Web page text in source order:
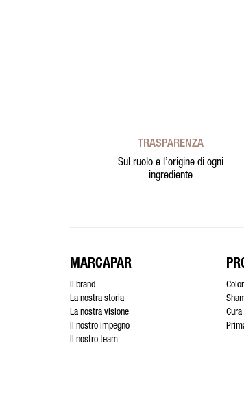
TRASPARENZA
Sul ruolo e l’origine di ogni
ingrediente
MARCAPAR
Il brand
La nostra storia
La nostra visione
Il nostro impegno
Il nostro team